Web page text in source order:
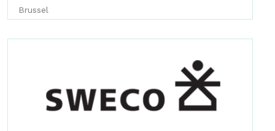
Brussel